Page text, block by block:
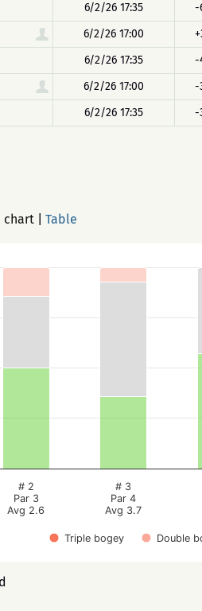
6/2/26 17:35
-
6/2/26 17:00
6/2/26 17:35
-
6/2/26 17:00 -
6/2/26 17:35
-
chart Table
Triple bogey Double
# 2
Par 3
Avg 2.6
# 3
Par 4
Avg 3.7